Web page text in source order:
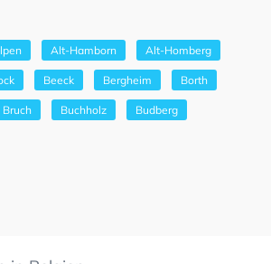
Alt-Hamborn Alt-Homberg
Beeck Bergheim Borth
Bruch Buchholz Budberg